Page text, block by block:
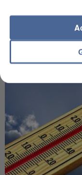
découverte d’un
Trois personnes